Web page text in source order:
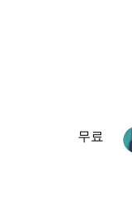
무료